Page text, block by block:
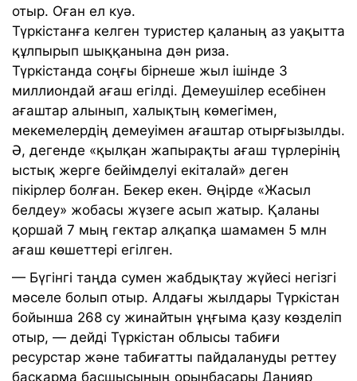
отыр. Оған ел куә.
Түркістанға келген туристер қаланың аз уақытта
құлпырып шыққанына дән риза.
Түркістанда соңғы бірнеше жыл ішінде 3
миллиондай ағаш егілді. Демеушілер есебінен
ағаштар алынып, халықтың көмегімен,
мекемелердің демеуімен ағаштар отырғызылды.
Ә, дегенде «қылқан жапырақты ағаш түрлерінің
ыстық жерге бейімделуі екіталай» деген
пікірлер болған. Бекер екен. Өңірде «Жасыл
белдеу» жобасы жүзеге асып жатыр. Қаланы
қоршай 7 мың гектар алқапқа шамамен 5 млн
ағаш көшеттері егілген.
— Бүгінгі таңда сумен жабдықтау жүйесі негізгі
мәселе болып отыр. Алдағы жылдары Түркістан
бойынша 268 су жинайтын ұңғыма қазу көзделіп
отыр, — дейді Түркістан облысы табиғи
ресурстар және табиғатты пайдалануды реттеу
басқарма басшысының орынбасары Данияр